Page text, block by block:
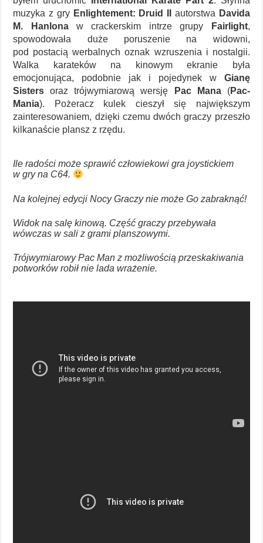
muzyka z gry Enlightement: Druid II autorstwa Davida
M. Hanlonaw crackerskim intrze grupy Fairlight,
spowodowała duże poruszenie na widowni,
pod postacią werbalnych oznak wzruszenia i nostalgii.
Walka karateków na kinowym ekranie była
emocjonująca, podobnie jak i pojedynek w Gianę
Sisters oraz trójwymiarową wersję Pac Mana(Pac-
Mania). Pożeracz kulek cieszył się największym
zainteresowaniem, dzięki czemu dwóch graczy przeszło
kilkanaście plansz z rzędu.
Ile radości może sprawić człowiekowi gra joystickiem
w gry na C64.
Na kolejnej edycji Nocy Graczy nie może Go zabraknąć!
Widok na salę kinową. Część graczy przebywała
wówczas w sali z grami planszowymi.
Trójwymiarowy Pac Man z możliwością przeskakiwania
potworków robił nie lada wrażenie.